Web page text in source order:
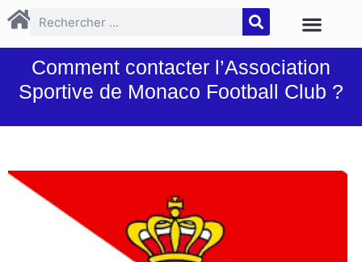
Comment contacter l’Association
Sportive de Monaco Football Club ?